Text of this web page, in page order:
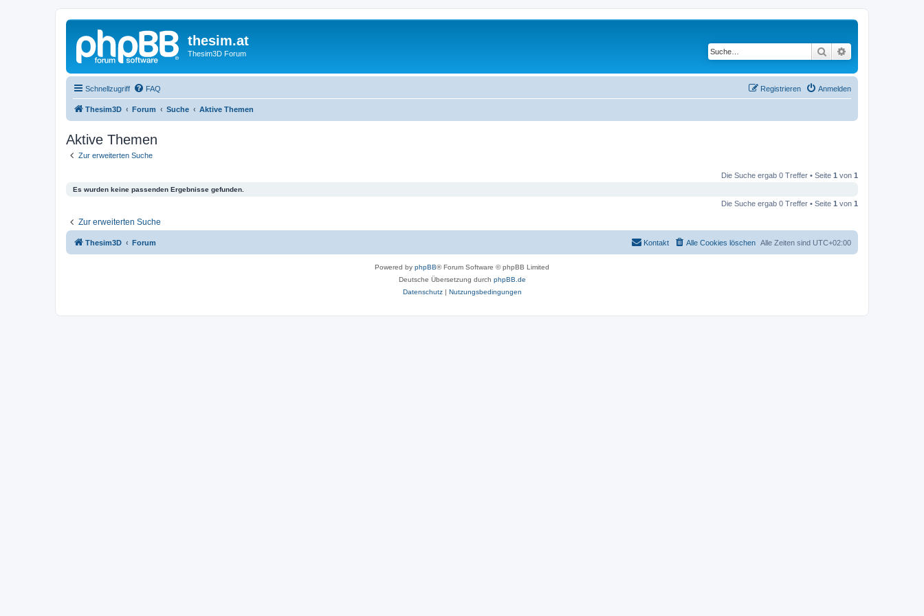
thesim.at
Thesim3D Forum Suche
Schnellzugriff FAQ Anmelden
Registrieren
Thesim3D Forum Suche Aktive Themen
Aktive Themen
Zur erweiterten Suche
Die Suche ergab 0 Treffer • Seite 1 von 1
Es wurden keine passenden Ergebnisse gefunden.
Die Suche ergab 0 Treffer • Seite 1 von 1
Zur erweiterten Suche
Thesim3D Forum Alle Zeiten sind UTC+02:00
Alle Cookies löschen
Kontakt
Powered by phpBB® Forum Software © phpBB Limited
Deutsche Übersetzung durch phpBB.de
Datenschutz| Nutzungsbedingungen